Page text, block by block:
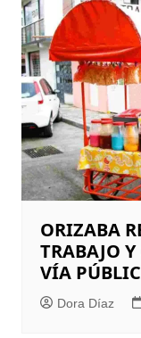
ORIZABA
TRABAJO
VÍA
Dora Díaz